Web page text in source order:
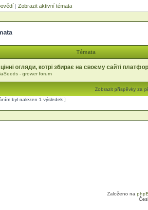
| Zobrazit aktivní témata
Témata
огляди, котрі збирає на своєму сайті
- grower forum
Zobrazit příspěvky za
byl nalezen 1 výsledek ]
Založeno na